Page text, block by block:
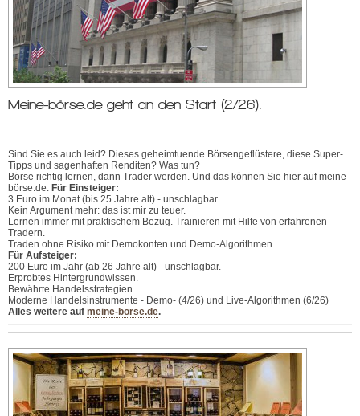
Meine-börse.de geht an den Start (2/26).
Sind Sie es auch leid? Dieses geheimtuende Börsengeflüstere, diese Super-
Tipps und sagenhaften Renditen? Was tun?
Börse richtig lernen, dann Trader werden. Und das können Sie hier auf meine-
börse.de. Für Einsteiger:
3 Euro im Monat (bis 25 Jahre alt) - unschlagbar.
Kein Argument mehr: das ist mir zu teuer.
Lernen immer mit praktischem Bezug. Trainieren mit Hilfe von erfahrenen
Tradern.
Traden ohne Risiko mit Demokonten und Demo-Algorithmen.
Für Aufsteiger:
200 Euro im Jahr (ab 26 Jahre alt) - unschlagbar.
Erprobtes Hintergrundwissen.
Bewährte Handelsstrategien.
Moderne Handelsinstrumente - Demo- (4/26) und Live-Algorithmen (6/26)
Alles weitere auf meine-börse.de.